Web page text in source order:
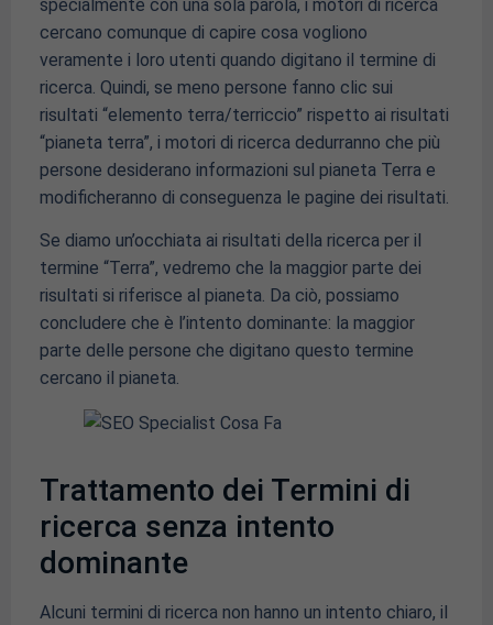
specialmente con una sola parola, i motori di ricerca
cercano comunque di capire cosa vogliono
veramente i loro utenti quando digitano il termine di
ricerca. Quindi, se meno persone fanno clic sui
risultati “elemento terra/terriccio” rispetto ai risultati
“pianeta terra”, i motori di ricerca dedurranno che più
persone desiderano informazioni sul pianeta Terra e
modificheranno di conseguenza le pagine dei risultati.
Se diamo un’occhiata ai risultati della ricerca per il
termine “Terra”, vedremo che la maggior parte dei
risultati si riferisce al pianeta. Da ciò, possiamo
concludere che è l’intento dominante: la maggior
parte delle persone che digitano questo termine
cercano il pianeta.
Trattamento dei Termini di
ricerca senza intento
dominante
Alcuni termini di ricerca non hanno un intento chiaro, il